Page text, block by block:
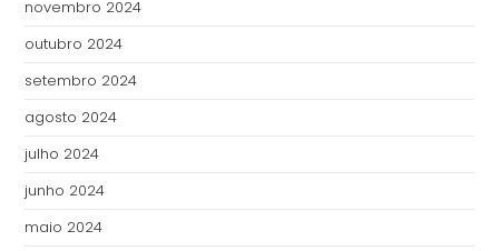
novembro 2024
outubro 2024
setembro 2024
agosto 2024
julho 2024
junho 2024
maio 2024